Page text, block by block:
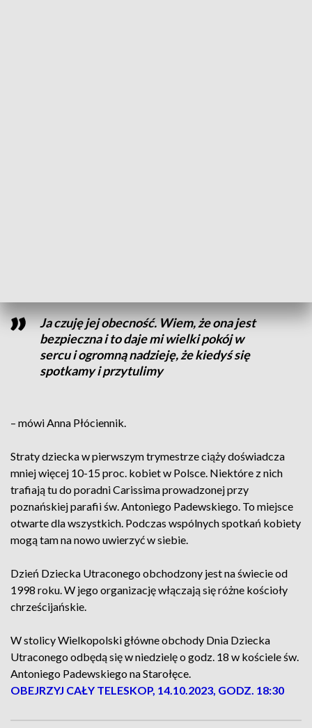
Ja czuję jej obecność. Wiem, że ona jest
bezpieczna i to daje mi wielki pokój w
sercu i ogromną nadzieję, że kiedyś się
spotkamy i przytulimy
– mówi Anna Płóciennik.
Straty dziecka w pierwszym trymestrze ciąży doświadcza
mniej więcej 10-15 proc. kobiet w Polsce. Niektóre z nich
trafiają tu do poradni Carissima prowadzonej przy
poznańskiej parafii św. Antoniego Padewskiego. To miejsce
otwarte dla wszystkich. Podczas wspólnych spotkań kobiety
mogą tam na nowo uwierzyć w siebie.
Dzień Dziecka Utraconego obchodzony jest na świecie od
1998 roku. W jego organizację włączają się różne kościoły
chrześcijańskie.
W stolicy Wielkopolski główne obchody Dnia Dziecka
Utraconego odbędą się w niedzielę o godz. 18 w kościele św.
Antoniego Padewskiego na Starołęce.
OBEJRZYJ CAŁY TELESKOP, 14.10.2023, GODZ. 18:30